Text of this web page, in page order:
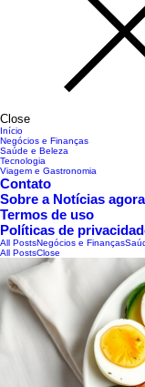
Close
Início
Negócios e Finanças
Saúde e Beleza
Tecnologia
Viagem e Gastronomia
Contato
Sobre a Notícias agora
Termos de uso
Políticas de
All PostsNegócios e Finanças
All PostsClose